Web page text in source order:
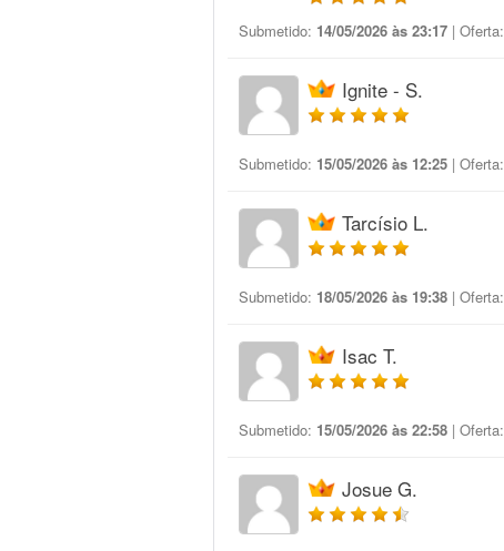
Submetido: 14/05/2026 às 23:17 | Oferta:
Ignite - S.
Submetido: 15/05/2026 às 12:25 | Oferta:
Tarcísio L.
Submetido: 18/05/2026 às 19:38 | Oferta:
Isac T.
Submetido: 15/05/2026 às 22:58 | Oferta:
Josue G.